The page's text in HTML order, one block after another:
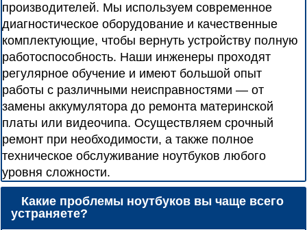
производителей. Мы используем современное
диагностическое оборудование и качественные
комплектующие, чтобы вернуть устройству полную
работоспособность. Наши инженеры проходят
регулярное обучение и имеют большой опыт
работы с различными неисправностями — от
замены аккумулятора до ремонта материнской
платы или видеочипа. Осуществляем срочный
ремонт при необходимости, а также полное
техническое обслуживание ноутбуков любого
уровня сложности.
Какие проблемы ноутбуков вы чаще всего
устраняете?